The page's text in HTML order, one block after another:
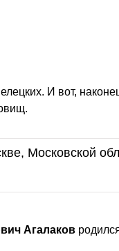
И вот,
Московской
Агалаков